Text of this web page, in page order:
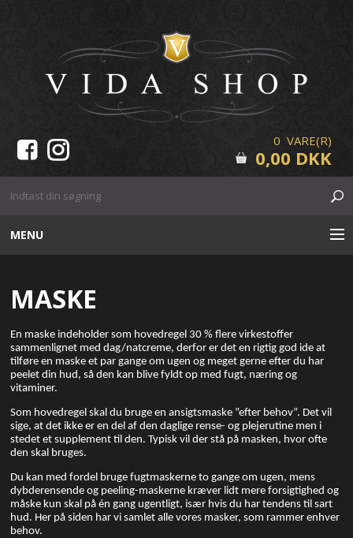
0 VARE(R)
0,00 DKK
MENU
MAKE-UP
VIPPER & BRYN
ORGANIC
FORSIDE
KURV
BESTIL
MASKE
En maske indeholder som hovedregel 30 % flere virkestoffer
sammenlignet med dag/natcreme, derfor er det en rigtig god ide at
tilføre en maske et par gange om ugen og meget gerne efter du har
peelet din hud, så den kan blive fyldt op med fugt, næring og
vitaminer.
Som hovedregel skal du bruge en ansigtsmaske ”efter behov”. Det vil
sige, at det ikke er en del af den daglige rense- og plejerutine men i
stedet et supplement til den. Typisk vil der stå på masken, hvor ofte
den skal bruges.
Du kan med fordel bruge fugtmaskerne to gange om ugen, mens
dybderensende og peeling-maskerne kræver lidt mere forsigtighed og
måske kun skal på én gang ugentligt, især hvis du har tendens til sart
hud. Her på siden har vi samlet alle vores masker, som rammer enhver
behov.